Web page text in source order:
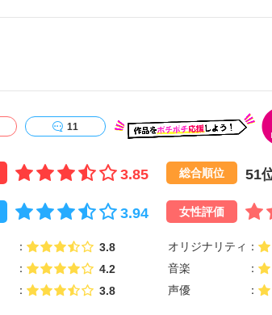
11
3.85 総合順位 51
3.94 女性評価
3.8 オリジナリティ
4.2 音楽
3.8 声優